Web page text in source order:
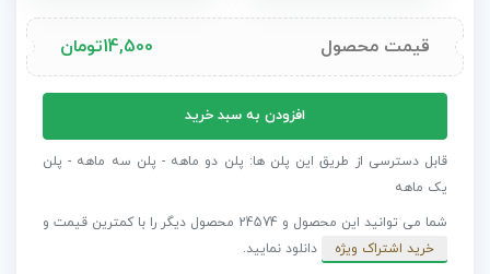
قیمت محصول 14,500تومان
پریمیر
14
فلکس
افزودن به سبد خرید
قابل دسترسی از طریق این پلن ها: پلن دو ماهه - پلن سه ماهه - پلن
یک ماهه
شما می توانید این محصول و 24574 محصول دیگر را با کمترین قیمت و
خرید اشتراک ویژه
دانلود نمایید.